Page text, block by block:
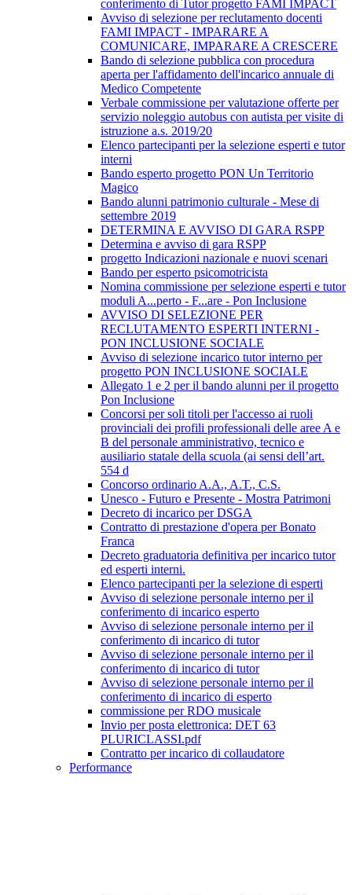
conferimento di Tutor progetto FAMI IMPACT
Avviso di selezione per reclutamento docenti
FAMI IMPACT - IMPARARE A
COMUNICARE, IMPARARE A CRESCERE
Bando di selezione pubblica con procedura
aperta per l'affidamento dell'incarico annuale di
Medico Competente
Verbale commissione per valutazione offerte per
servizio noleggio autobus con autista per visite di
istruzione a.s. 2019/20
Elenco partecipanti per la selezione esperti e tutor
interni
Bando esperto progetto PON Un Territorio
Magico
Bando alunni patrimonio culturale - Mese di
settembre 2019
DETERMINA E AVVISO DI GARA RSPP
Determina e avviso di gara RSPP
progetto Indicazioni nazionale e nuovi scenari
Bando per esperto psicomotricista
Nomina commissione per selezione esperti e tutor
moduli A...perto - F...are - Pon Inclusione
AVVISO DI SELEZIONE PER
RECLUTAMENTO ESPERTI INTERNI -
PON INCLUSIONE SOCIALE
Avviso di selezione incarico tutor interno per
progetto PON INCLUSIONE SOCIALE
Allegato 1 e 2 per il bando alunni per il progetto
Pon Inclusione
Concorsi per soli titoli per l'accesso ai ruoli
provinciali dei profili professionali delle aree A e
B del personale amministrativo, tecnico e
ausiliario statale della scuola (ai sensi dell’art.
554 d
Concorso ordinario A.A., A.T., C.S.
Unesco - Futuro e Presente - Mostra Patrimoni
Decreto di incarico per DSGA
Contratto di prestazione d'opera per Bonato
Franca
Decreto graduatoria definitiva per incarico tutor
ed esperti interni.
Elenco partecipanti per la selezione di esperti
Avviso di selezione personale interno per il
conferimento di incarico esperto
Avviso di selezione personale interno per il
conferimento di incarico di tutor
Avviso di selezione personale interno per il
conferimento di incarico di tutor
Avviso di selezione personale interno per il
conferimento di incarico di esperto
commissione per RDO musicale
Invio per posta elettronica: DET 63
PLURICLASSI.pdf
Contratto per incarico di collaudatore
Performance